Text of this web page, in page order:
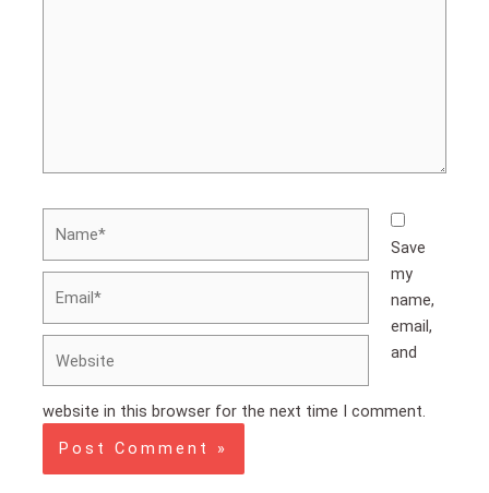
Save
my
name,
email,
and
website in this browser for the next time I comment.